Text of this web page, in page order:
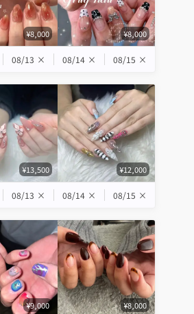
¥8,000 ¥8,000
08/13 × 08/14 × 08/15 ×
¥13,500 ¥12,000
08/13 × 08/14 × 08/15 ×
¥9,000 ¥8,000